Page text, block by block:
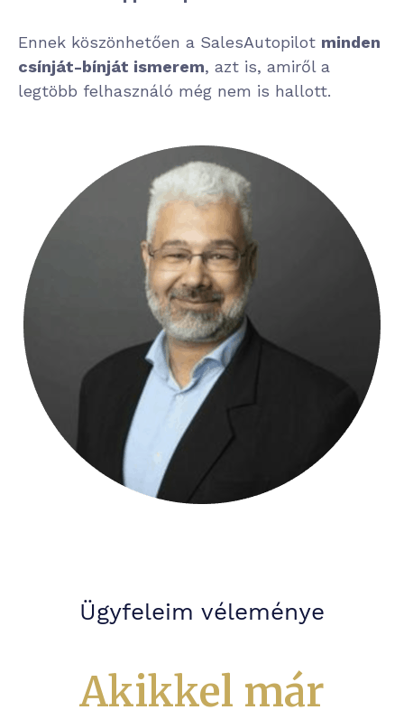
Ennek köszönhetően a SalesAutopilot minden
csínját-bínját ismerem, azt is, amiről a
legtöbb felhasználó még nem is hallott.
Ügyfeleim véleménye
Akikkel már